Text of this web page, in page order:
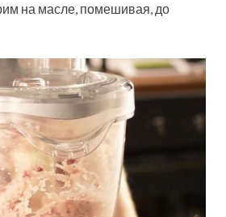
на масле, помешивая, до